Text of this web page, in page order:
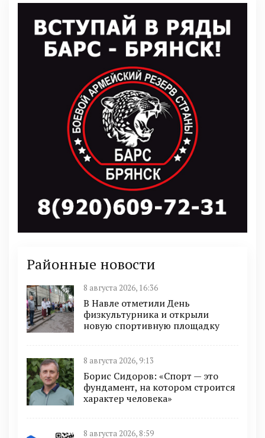
Районные новости
8 августа 2026, 16:36
В Навле отметили День
физкультурника и открыли
новую спортивную площадку
8 августа 2026, 9:13
Борис Сидоров: «Спорт — это
фундамент, на котором строится
характер человека»
8 августа 2026, 8:59